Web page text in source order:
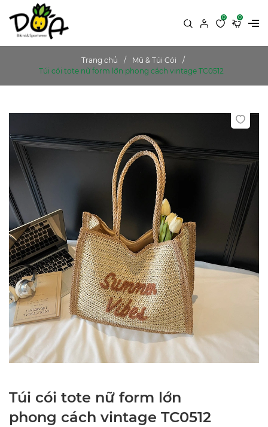
0 0
Trang chủ
Mũ & Túi Cói
Túi cói tote nữ form lớn phong cách vintage TC0512
Túi cói tote nữ form lớn
phong cách vintage TC0512